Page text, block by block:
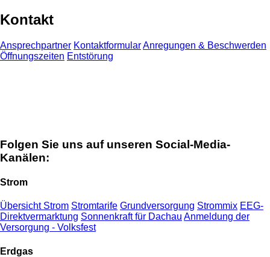
Kontakt
Ansprechpartner KontaktformularAnregungen & Beschwerden
Öffnungszeiten Entstörung
Folgen Sie uns auf unseren Social-Media-
Kanälen:
Strom
Übersicht Strom Stromtarife Grundversorgung Strommix EEG-
Direktvermarktung Sonnenkraft für Dachau Anmeldung der
Versorgung - Volksfest
Erdgas